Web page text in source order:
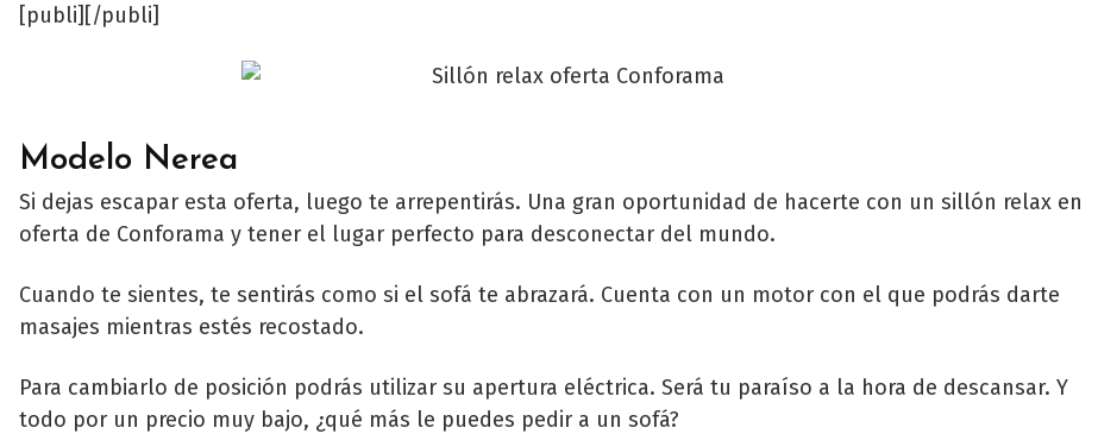
[publi][/publi]
Modelo Nerea
Si dejas escapar esta oferta, luego te arrepentirás. Una gran oportunidad de hacerte con un sillón relax en
oferta de Conforama y tener el lugar perfecto para desconectar del mundo.
Cuando te sientes, te sentirás como si el sofá te abrazará. Cuenta con un motor con el que podrás darte
masajes mientras estés recostado.
Para cambiarlo de posición podrás utilizar su apertura eléctrica. Será tu paraíso a la hora de descansar. Y
todo por un precio muy bajo, ¿qué más le puedes pedir a un sofá?